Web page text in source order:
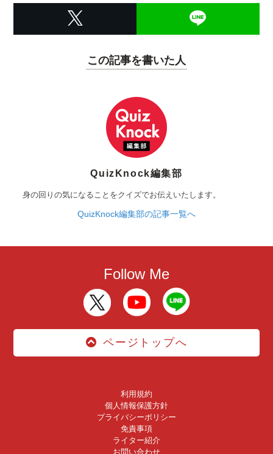
この記事を書いた人
QuizKnock編集部
身の回りの気になることをクイズでお伝えいたします。
QuizKnock編集部の記事一覧へ
Follow Me
ページトップへ
利用規約
個人情報保護方針
プライバシーポリシー
免責事項
ライター紹介
お問い合わせ